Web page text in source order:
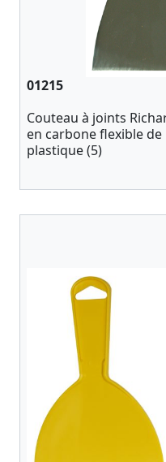
01215
Couteau à joints
en carbone flexible
plastique (5)